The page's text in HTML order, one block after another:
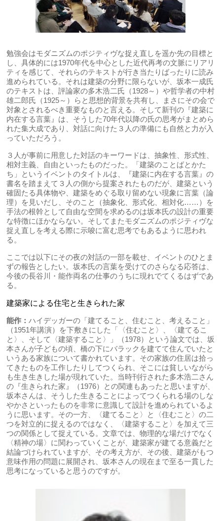
勉強会はモダニズムのポジティヴな捉え直しを遥か先の目標と
し、具体的には1970年代を中心とした近代再考の文脈にリアリ
ティを感じて、それらのテキストが行き当たりばったりに読み
進められている。それは建築の分野に限らないが、坂本一成氏
のテキストは、評論家の多木浩二氏（1928～）や哲学者の中村
雄二郎氏（1925～）らと思想的背景を共有し、まさにその会で
対象とされるべき重要なものと言える。そして新刊の『建築に
内在する言葉』は、そうした70年代以降の氏の思考がまとめら
れた集大成であり、対話に向けた３人の準備にも自然と力が入
っていただろう。
３人が事前に用意した対話のキーワードは、抽象性、形式性、
相対主義、自由といったものだった。「建築のことばとかた
ち」というイベントのタイトルは、『建築に内在する言葉』の
書名を踏まえて３人の側から提案されたものだが、建築という
確固たる具体物や、建築をめぐる取り留めない現象に言葉（論
理）を見いだし、そのこと（抽象化、形式化、相対化……）を
手法の根幹として自由な空間を求めるのは坂本氏の設計の重要
な特徴にほかならない。そしてまたモダニズムのポジティヴな
捉え直しを考える際に示唆に富む思考でもあるように思われ
る。
ここでは以下にその夜の対話の一部を載せ、イベントのひとま
ずの報告としたい。坂本氏の言葉を受けてのさらなる応答は、
今後の長谷川・能作両名の仕事のうちに現れでてくるはずであ
る。
建築家による住宅と生きられた家
能作： ハイデッガーの「建てること、住むこと、考えること」
（1951年講演）を下敷きにした「〈住むこと〉、〈建てるこ
と〉、そして〈建築すること〉」（1978）という論文では、坂
本さんが子どもの頃、橋の下にバラックを建てて住んでいたと
いうある家族について書かれています。その家族の住居は拾っ
てきたものを工作したりしてつくられ、そこには貧しいながら
も生き生きした場が現れていた。当時刊行された多木浩二さん
の『生きられた家』（1976）との関連もあったと思いますが、
坂本さんは、そうした生きることによってつくられる場のしな
やかさといったものを非常に意識して設計を進められているよ
うに思います。その一方、〈建てること〉と〈住むこと〉の二
つを対立的に捉えるのではなく、〈建築すること〉を加えて三
つの関係として捉えている。文章では、物理的な場だけでなく
〈精神の場〉に関わっていくことが、建築家が建てる意義だと
結論づけられていますが、その考え方が、その後、建築がもつ
意味作用の問題に展開され、坂本さんの現在まで至る一貫した
思考になっていると思うのですが。